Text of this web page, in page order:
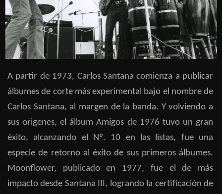
A partir de 1973, Carlos Santana comienza a publicar
álbumes de corte más experimental bajo el nombre de
Carlos Santana, al margen de la banda. Y volviendo a
sus origenes, el álbum Amigos de 1976 tuvo un gran
éxito, alcanzando el Nº. 10 en las listas, fue una
especie de retorno al éxito de sus primeros álbumes.
Moonflower, publicado en 1977, fue el de más
impacto desde Santana III, logrando la certificación de